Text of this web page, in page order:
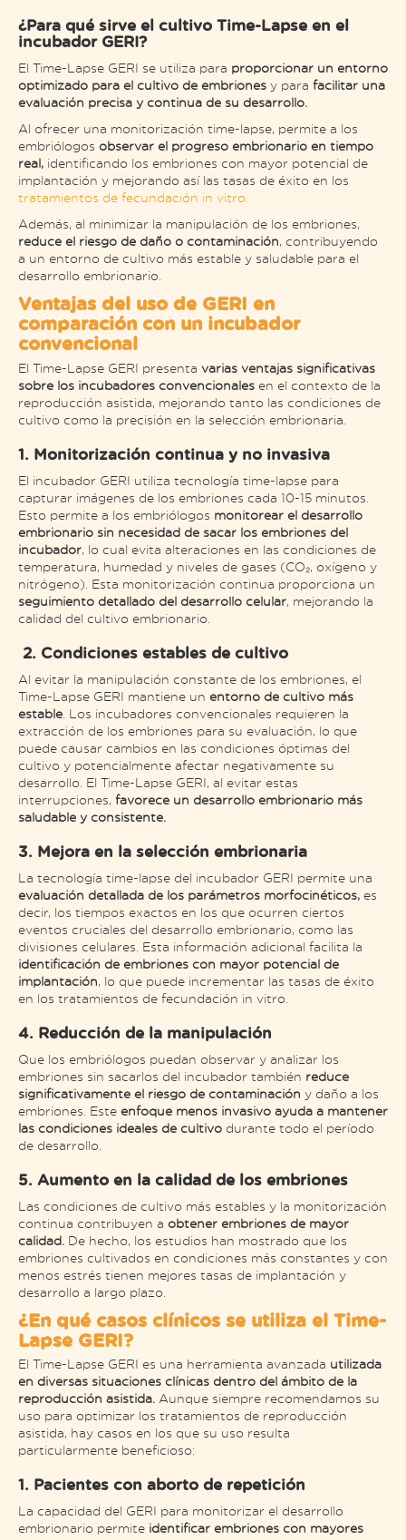
¿Para qué sirve el cultivo Time-Lapse en el
incubador GERI?
El Time-Lapse GERI se utiliza para proporcionar un entorno
optimizado para el cultivo de embriones y para facilitar una
evaluación precisa y continua de su desarrollo.
Al ofrecer una monitorización time-lapse, permite a los
embriólogos observar el progreso embrionario en tiempo
real, identificando los embriones con mayor potencial de
implantación y mejorando así las tasas de éxito en los
tratamientos de fecundación in vitro
Además, al minimizar la manipulación de los embriones,
reduce el riesgo de daño o contaminación, contribuyendo
a un entorno de cultivo más estable y saludable para el
desarrollo embrionario.
Ventajas del uso de GERI en
comparación con un incubador
convencional
El Time-Lapse GERI presenta varias ventajas significativas
sobre los incubadores convencionales en el contexto de la
reproducción asistida, mejorando tanto las condiciones de
cultivo como la precisión en la selección embrionaria.
1. Monitorización continua y no invasiva
El incubador GERI utiliza tecnología time-lapse para
capturar imágenes de los embriones cada 10-15 minutos.
Esto permite a los embriólogos monitorear el desarrollo
embrionario sin necesidad de sacar los embriones del
incubador, lo cual evita alteraciones en las condiciones de
temperatura, humedad y niveles de gases (CO₂, oxígeno y
nitrógeno). Esta monitorización continua proporciona un
seguimiento detallado del desarrollo celular, mejorando la
calidad del cultivo embrionario​.
2. Condiciones estables de cultivo
Al evitar la manipulación constante de los embriones, el
Time-Lapse GERI mantiene un entorno de cultivo más
estable . Los incubadores convencionales requieren la
extracción de los embriones para su evaluación, lo que
puede causar cambios en las condiciones óptimas del
cultivo y potencialmente afectar negativamente su
desarrollo. El Time-Lapse GERI, al evitar estas
interrupciones, favorece un desarrollo embrionario más
saludable y consistente​.
3. Mejora en la selección embrionaria
La tecnología time-lapse del incubador GERI permite una
evaluación detallada de los parámetros morfocinéticos, es
decir, los tiempos exactos en los que ocurren ciertos
eventos cruciales del desarrollo embrionario, como las
divisiones celulares. Esta información adicional facilita la
identificación de embriones con mayor potencial de
implantación, lo que puede incrementar las tasas de éxito
en los tratamientos de fecundación in vitro.
4. Reducción de la manipulación
Que los embriólogos puedan observar y analizar los
embriones sin sacarlos del incubador también reduce
significativamente el riesgo de contaminación y daño a los
embriones. Este enfoque menos invasivo ayuda a mantener
las condiciones ideales de cultivo durante todo el período
de desarrollo​.
5. Aumento en la calidad de los embriones
Las condiciones de cultivo más estables y la monitorización
continua contribuyen a obtener embriones de mayor
calidad. De hecho, los estudios han mostrado que los
embriones cultivados en condiciones más constantes y con
menos estrés tienen mejores tasas de implantación y
desarrollo a largo plazo​.
¿En qué casos clínicos se utiliza el Time-
Lapse GERI?
El Time-Lapse GERI es una herramienta avanzada utilizada
en diversas situaciones clínicas dentro del ámbito de la
reproducción asistida. Aunque siempre recomendamos su
uso para optimizar los tratamientos de reproducción
asistida, hay casos en los que su uso resulta
particularmente beneficioso:
1. Pacientes con aborto de repetición
La capacidad del GERI para monitorizar el desarrollo
embrionario permite identificar embriones con mayores